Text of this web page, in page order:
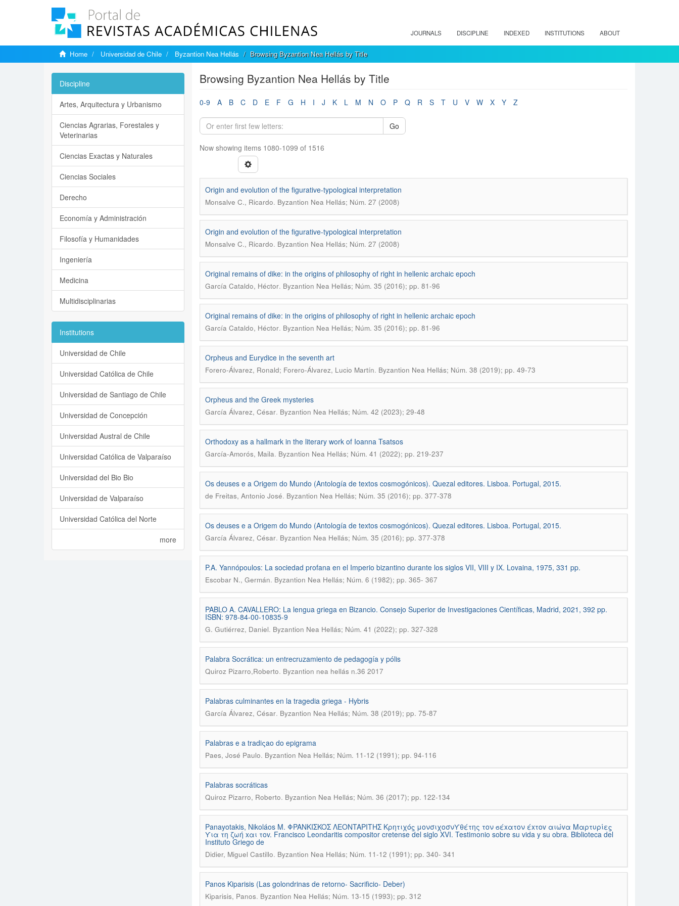
JOURNALS DISCIPLINE INDEXED INSTITUTIONS ABOUT
Home Universidad de Chile Byzantion Nea Hellás Browsing Byzantion Nea Hellás by Title
Browsing Byzantion Nea Hellás by Title
0-9 A B C D E F G H I J K L M N O P Q R S T U V W X Y Z
Go
Now showing items 1080-1099 of 1516
Origin and evolution of the figurative-typological interpretation
Monsalve C., Ricardo. Byzantion Nea Hellás; Núm. 27 (2008)
Origin and evolution of the figurative-typological interpretation
Monsalve C., Ricardo. Byzantion Nea Hellás; Núm. 27 (2008)
Original remains of dike: in the origins of philosophy of right in hellenic archaic epoch
García Cataldo, Héctor. Byzantion Nea Hellás; Núm. 35 (2016); pp. 81-96
Original remains of dike: in the origins of philosophy of right in hellenic archaic epoch
García Cataldo, Héctor. Byzantion Nea Hellás; Núm. 35 (2016); pp. 81-96
Orpheus and Eurydice in the seventh art
Forero-Álvarez, Ronald; Forero-Álvarez, Lucio Martín. Byzantion Nea Hellás; Núm. 38 (2019); pp. 49-73
Orpheus and the Greek mysteries
García Álvarez, César. Byzantion Nea Hellás; Núm. 42 (2023); 29-48
Orthodoxy as a hallmark in the literary work of Ioanna Tsatsos
García-Amorós, Maila. Byzantion Nea Hellás; Núm. 41 (2022); pp. 219-237
Os deuses e a Origem do Mundo (Antología de textos cosmogónicos). Quezal editores. Lisboa. Portugal, 2015.
de Freitas, Antonio José. Byzantion Nea Hellás; Núm. 35 (2016); pp. 377-378
Os deuses e a Origem do Mundo (Antología de textos cosmogónicos). Quezal editores. Lisboa. Portugal, 2015.
García Álvarez, César. Byzantion Nea Hellás; Núm. 35 (2016); pp. 377-378
P.A. Yannópoulos: La sociedad profana en el Imperio bizantino durante los siglos VII, VIII y IX. Lovaina, 1975, 331 pp.
Escobar N., Germán. Byzantion Nea Hellás; Núm. 6 (1982); pp. 365- 367
PABLO A. CAVALLERO: La lengua griega en Bizancio. Consejo Superior de Investigaciones Científicas, Madrid, 2021, 392 pp.
ISBN: 978-84-00-10835-9
G. Gutiérrez, Daniel. Byzantion Nea Hellás; Núm. 41 (2022); pp. 327-328
Palabra Socrática: un entrecruzamiento de pedagogía y pólis
Quiroz Pizarro,Roberto. Byzantion nea hellás n.36 2017
Palabras culminantes en la tragedia griega - Hybris
García Álvarez, César. Byzantion Nea Hellás; Núm. 38 (2019); pp. 75-87
Palabras e a tradiςao do epigrama
Paes, José Paulo. Byzantion Nea Hellás; Núm. 11-12 (1991); pp. 94-116
Palabras socráticas
Quiroz Pizarro, Roberto. Byzantion Nea Hellás; Núm. 36 (2017); pp. 122-134
Panayotakis, Nikoláos M. ΦPANKIΣKOΣ ΛEONTAPITHΣ Kρητιχόϛ μονσιχοσνϒθέτης τον ϭέxατον έxτοv αιώvα Mαρτυρίεϛ
ϒια τη ζωή xαι τοv. Francisco Leondaritis compositor cretense del siglo XVI. Testimonio sobre su vida y su obra. Biblioteca del
Instituto Griego de
Didier, Miguel Castillo. Byzantion Nea Hellás; Núm. 11-12 (1991); pp. 340- 341
Panos Kiparisis (Las golondrinas de retorno- Sacrificio- Deber)
Kiparisis, Panos. Byzantion Nea Hellás; Núm. 13-15 (1993); pp. 312
Discipline
Artes, Arquitectura y Urbanismo
Ciencias Agrarias, Forestales y
Veterinarias
Ciencias Exactas y Naturales
Ciencias Sociales
Derecho
Economía y Administración
Filosofía y Humanidades
Ingeniería
Medicina
Multidisciplinarias
Institutions
Universidad de Chile
Universidad Católica de Chile
Universidad de Santiago de Chile
Universidad de Concepción
Universidad Austral de Chile
Universidad Católica de Valparaíso
Universidad del Bio Bio
Universidad de Valparaíso
Universidad Católica del Norte
more